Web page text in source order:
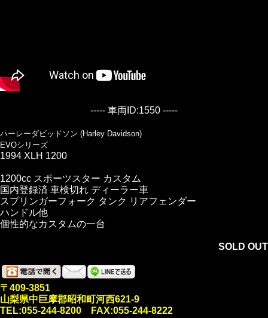
----- 車両ID:1550 -----
ハーレーダビッドソン (Harley Davidson)
EVOシリーズ
1994 XLH 1200
1200cc スポーツスター カスタム
国内登録済 車検切れ ディーラー車
スプリンガーフォーク タンク リアフェンダー
ハンドル他
個性的なカスタムの一台
SOLD OUT
〒409-3851
山梨県中巨摩郡昭和町河西621-9
TEL:055-244-8200 FAX:055-244-8222